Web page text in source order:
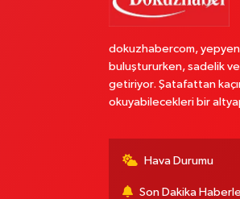
dokuzhabercom,
buluştururken, sadelik
getiriyor. Şatafattan
okuyabilecekleri bir
Hava Durumu
Son Dakika